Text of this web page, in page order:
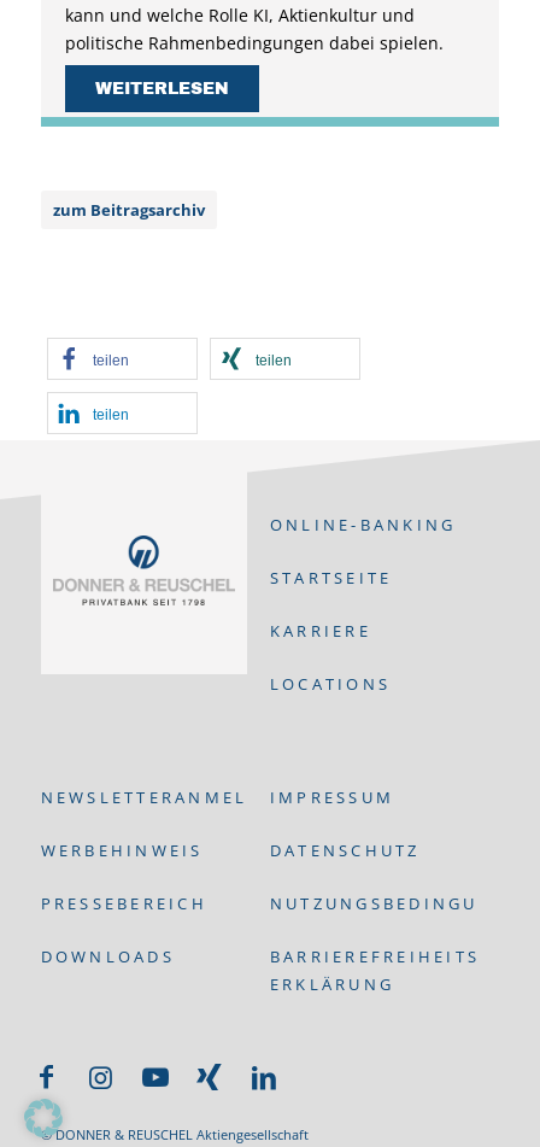
kann und welche Rolle KI, Aktienkultur und
politische Rahmenbedingungen dabei spielen.
WEITERLESEN
zum Beitragsarchiv
teilen teilen
teilen
ONLINE-BANKING
STARTSEITE
KARRIERE
LOCATIONS
NEWSLETTERANMELDUNG
WERBEHINWEIS
PRESSEBEREICH
DOWNLOADS
IMPRESSUM
DATENSCHUTZ
NUTZUNGSBEDINGUNGEN
BARRIEREFREIHEITS-
ERKLÄRUNG
© DONNER & REUSCHEL Aktiengesellschaft